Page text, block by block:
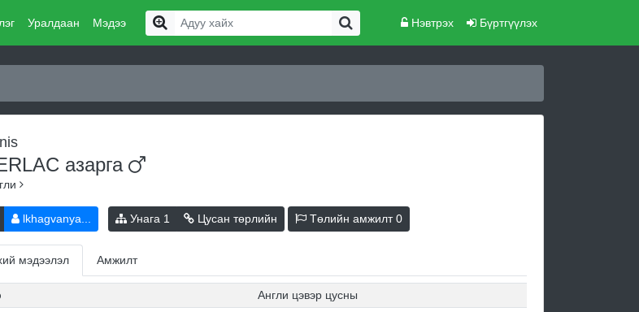
Уралдаан Мэдээ Нэвтрэх Бүртгүүлэх
азарга
lkhagvanya... Унага 1 Цусан төрлийн Төлийн амжилт0
мэдээлэл Амжилт
Англи цэвэр цусны